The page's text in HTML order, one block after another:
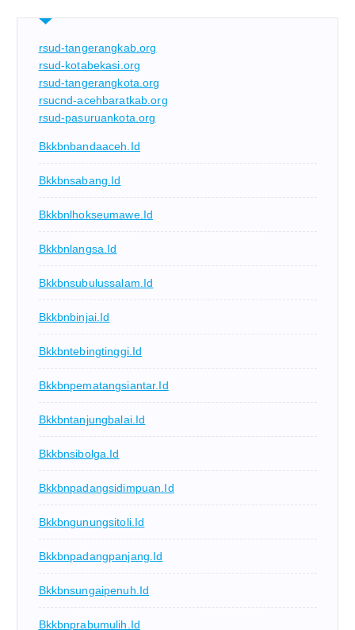
rsud-tangerangkab.org
rsud-kotabekasi.org
rsud-tangerangkota.org
rsucnd-acehbaratkab.org
rsud-pasuruankota.org
Bkkbnbandaaceh.id
Bkkbnsabang.id
Bkkbnlhokseumawe.id
Bkkbnlangsa.id
Bkkbnsubulussalam.id
Bkkbnbinjai.id
Bkkbntebingtinggi.id
Bkkbnpematangsiantar.id
Bkkbntanjungbalai.id
Bkkbnsibolga.id
Bkkbnpadangsidimpuan.id
Bkkbngunungsitoli.id
Bkkbnpadangpanjang.id
Bkkbnsungaipenuh.id
Bkkbnprabumulih.id